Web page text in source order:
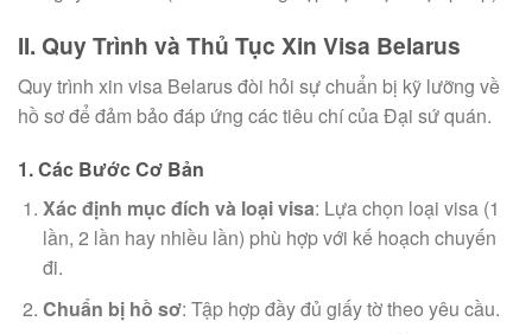
II. Quy Trình và Thủ Tục Xin Visa Belarus
Quy trình xin visa Belarus đòi hỏi sự chuẩn bị kỹ lưỡng về
hồ sơ để đảm bảo đáp ứng các tiêu chí của Đại sứ quán.
1. Các Bước Cơ Bản
Xác định mục đích và loại visa: Lựa chọn loại visa (1
lần, 2 lần hay nhiều lần) phù hợp với kế hoạch chuyến
đi.
Chuẩn bị hồ sơ: Tập hợp đầy đủ giấy tờ theo yêu cầu.